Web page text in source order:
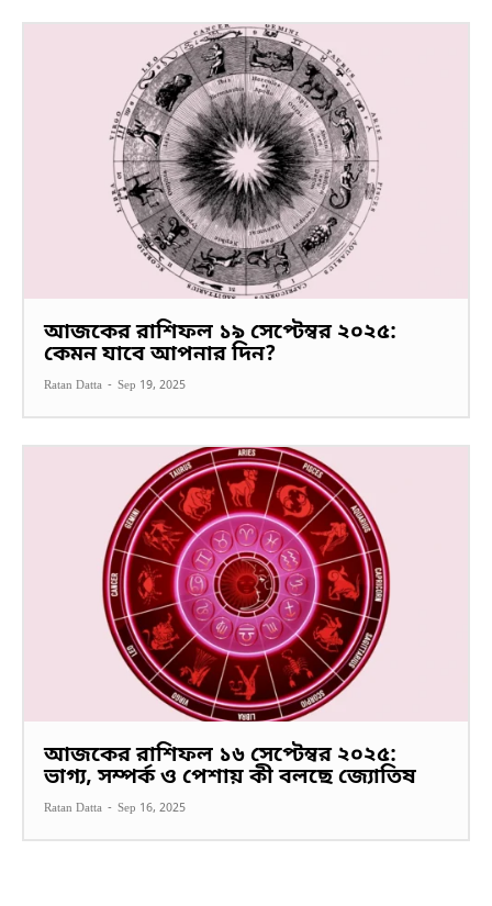
আজকের রাশিফল ১৯ সেপ্টেম্বর ২০২৫:
কেমন যাবে আপনার দিন?
Ratan Datta - Sep 19, 2025
আজকের রাশিফল ১৬ সেপ্টেম্বর ২০২৫:
ভাগ্য, সম্পর্ক ও পেশায় কী বলছে জ্যোতিষ
Ratan Datta - Sep 16, 2025